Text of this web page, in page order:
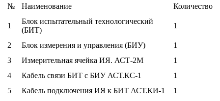
№ Наименование Количество
1
Блок испытательный технологический
(БИТ)
1
2 Блок измерения и управления (БИУ)
1
3
Измерительная ячейка ИЯ. АСТ-2М
1
4
Кабель связи БИТ с БИУ АСТ.КС-1
1
5
Кабель подключения ИЯ к БИТ АСТ.КИ-1 1